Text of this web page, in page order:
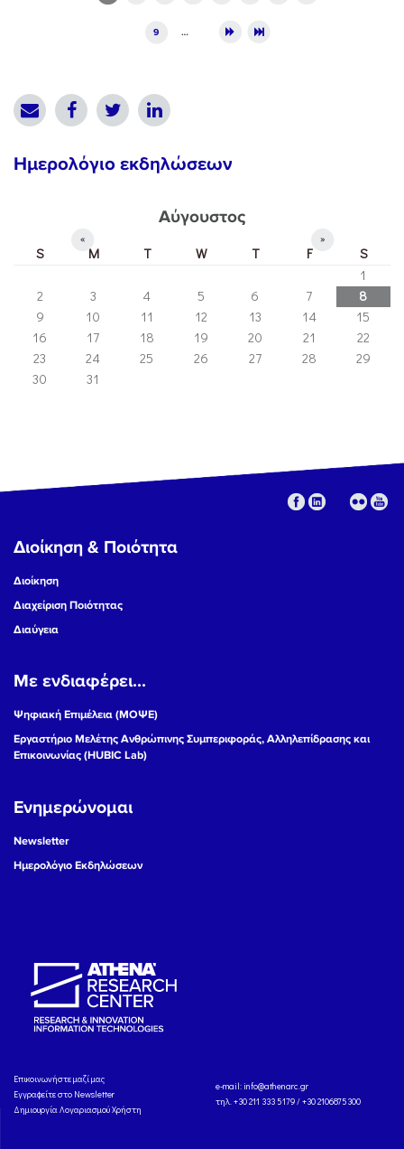
9 …
Ημερολόγιο εκδηλώσεων
Αύγουστος
« »
S M T W T F
S
1
2
3 4 5 6 7
8
9
10 11 12 13 14
15
16
17 18 19 20 21
22
23
24 25 26 27 28
29
30
31
Διοίκηση & Ποιότητα
Διοίκηση
Διαχείριση Ποιότητας
Διαύγεια
Με ενδιαφέρει...
Ψηφιακή Επιμέλεια (ΜΟΨΕ)
Εργαστήριο Μελέτης Ανθρώπινης Συμπεριφοράς, Αλληλεπίδρασης και
Επικοινωνίας (HUBIC Lab)
Ενημερώνομαι
Newsletter
Ημερολόγιο Εκδηλώσεων
Eπικοινωνήστε μαζί μας
Εγγραφείτε στο Newsletter
Δημιουργία Λογαριασμού Χρήστη
e-mail: info@athenarc.gr
τηλ. +30 211 333 5179 / +30 2106875300